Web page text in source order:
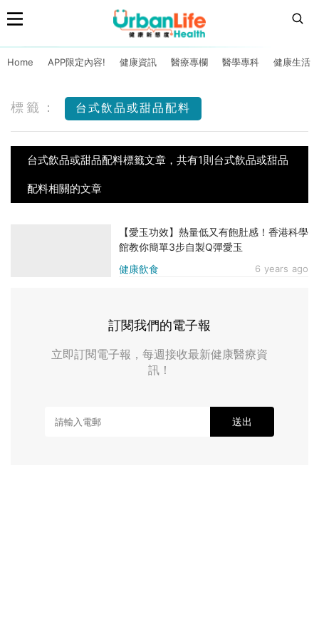
Home APP限定內容! 健康資訊 醫療專欄 醫學專科 健康生活
標籤： 台式飲品或甜品配料
台式飲品或甜品配料標籤文章，共有1則台式飲品或甜品
配料相關的文章
健康飲食 6 years ago
【愛玉功效】熱量低又有飽肚感！香港科學
館教你簡單3步自製Q彈愛玉
訂閱我們的電子報
立即訂閱電子報，每週接收最新健康醫療資
訊！
送出